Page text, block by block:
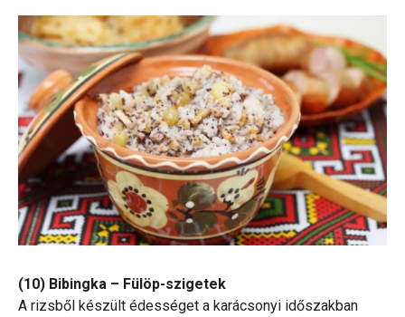
(10) Bibingka – Fülöp-szigetek
A rizsből készült édességet a karácsonyi időszakban